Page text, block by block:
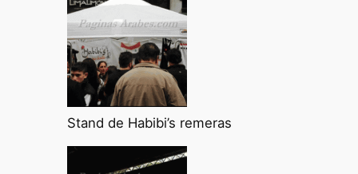
Stand de Habibi’s remeras